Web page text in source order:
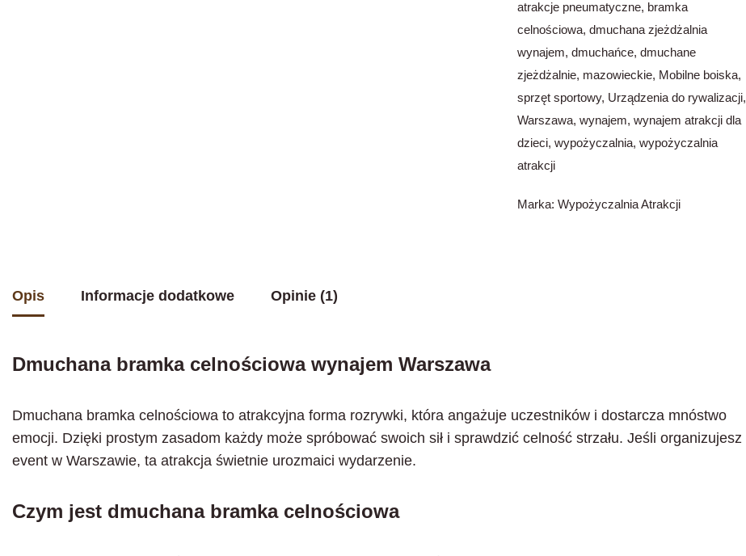
atrakcje pneumatyczne, bramka
celnościowa,dmuchana zjeżdżalnia
wynajem,dmuchańce,dmuchane
zjeżdżalnie, mazowieckie, Mobilne boiska,
sprzęt sportowy, Urządzenia do rywalizacji,
Warszawa,wynajem,wynajem atrakcji dla
dzieci,wypożyczalnia,wypożyczalnia
atrakcji
Marka:Wypożyczalnia Atrakcji
Opis Informacje dodatkowe Opinie (1)
Dmuchana bramka celnościowa wynajem Warszawa
Dmuchana bramka celnościowa to atrakcyjna forma rozrywki, która angażuje uczestników i dostarcza mnóstwo
emocji. Dzięki prostym zasadom każdy może spróbować swoich sił i sprawdzić celność strzału. Jeśli organizujesz
event w Warszawie, ta atrakcja świetnie urozmaici wydarzenie.
Czym jest dmuchana bramka celnościowa